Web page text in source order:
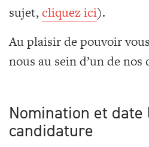
sujet,cliquez ici).
Au plaisir de pouvoir
nous au sein d’un de
Nomination et
candidature